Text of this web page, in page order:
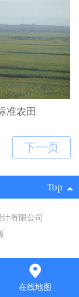
准农田
Top
有限公司
在线地图